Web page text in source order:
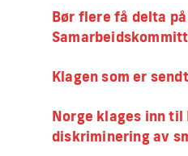
Bør flere få delta på
Klagen som er
Norge klages inn til
diskriminering av